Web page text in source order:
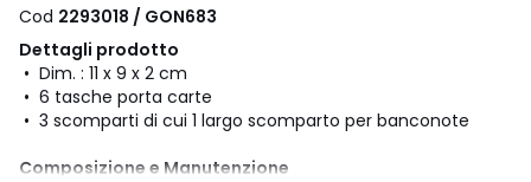
Cod 2293018 / GON683
Dettagli prodotto
• Dim. : 11 x 9 x 2 cm
• 6 tasche porta carte
• 3 scomparti di cui 1 largo scomparto per banconote
Composizione e Manutenzione